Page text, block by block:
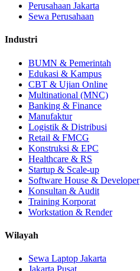
Perusahaan Jakarta
Sewa Perusahaan
Industri
BUMN & Pemerintah
Edukasi & Kampus
CBT & Ujian Online
Multinational (MNC)
Banking & Finance
Manufaktur
Logistik & Distribusi
Retail & FMCG
Konstruksi & EPC
Healthcare & RS
Startup & Scale-up
Software House & Developer
Konsultan & Audit
Training Korporat
Workstation & Render
Wilayah
Sewa Laptop Jakarta